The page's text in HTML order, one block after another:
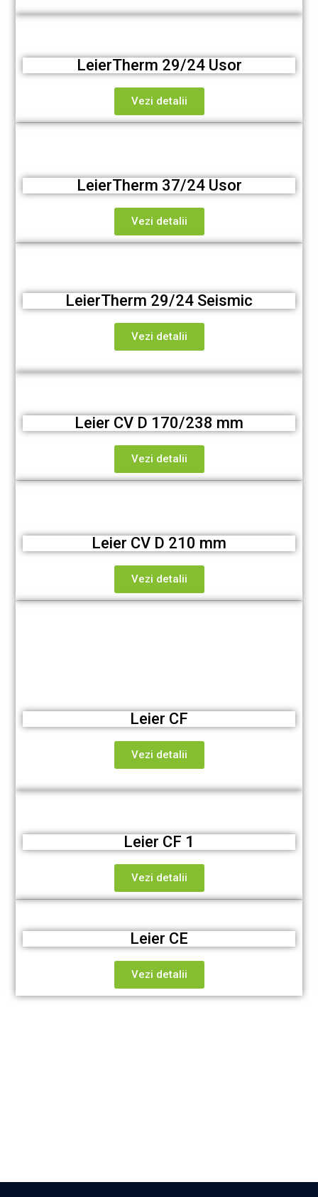
LeierTherm 29/24 Usor
Vezi detalii
LeierTherm 37/24 Usor
Vezi detalii
LeierTherm 29/24 Seismic
Vezi detalii
Leier CV D 170/238 mm
Vezi detalii
Leier CV D 210 mm
Vezi detalii
Leier CF
Vezi detalii
Leier CF 1
Vezi detalii
Leier CE
Vezi detalii